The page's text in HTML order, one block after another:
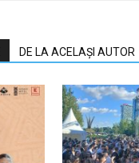
DE LA ACELAȘI AUTOR